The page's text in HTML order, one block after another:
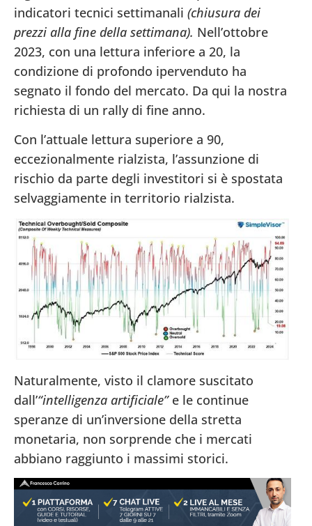
indicatori tecnici settimanali (chiusura dei
prezzi alla fine della settimana). Nell’ottobre
2023, con una lettura inferiore a 20, la
condizione di profondo ipervenduto ha
segnato il fondo del mercato. Da qui la nostra
richiesta di un rally di fine anno.
Con l’attuale lettura superiore a 90,
eccezionalmente rialzista, l’assunzione di
rischio da parte degli investitori si è spostata
selvaggiamente in territorio rialzista.
Naturalmente, visto il clamore suscitato
dall’“intelligenza artificiale”e le continue
speranze di un’inversione della stretta
monetaria, non sorprende che i mercati
abbiano raggiunto i massimi storici.